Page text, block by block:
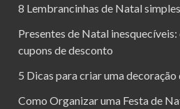
8 Lembrancinhas de Natal
Presentes de Natal
cupons de desconto
5 Dicas para criar uma
Como Organizar uma Festa de